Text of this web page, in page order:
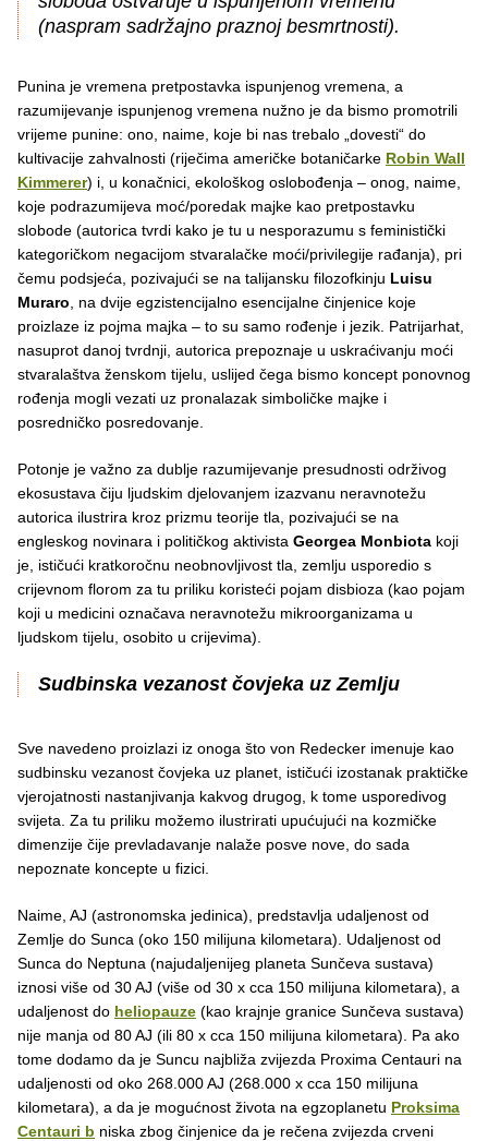
(naspram sadržajno praznoj besmrtnosti).
Punina je vremena pretpostavka ispunjenog vremena, a
razumijevanje ispunjenog vremena nužno je da bismo promotrili
vrijeme punine: ono, naime, koje bi nas trebalo „dovesti“ do
kultivacije zahvalnosti (riječima američke botaničarke Robin Wall
Kimmerer) i, u konačnici, ekološkog oslobođenja – onog, naime,
koje podrazumijeva moć/poredak majke kao pretpostavku
slobode (autorica tvrdi kako je tu u nesporazumu s feministički
kategoričkom negacijom stvaralačke moći/privilegije rađanja), pri
čemu podsjeća, pozivajući se na talijansku filozofkinju Luisu
Muraro , na dvije egzistencijalno esencijalne činjenice koje
proizlaze iz pojma majka – to su samo rođenje i jezik. Patrijarhat,
nasuprot danoj tvrdnji, autorica prepoznaje u uskraćivanju moći
stvaralaštva ženskom tijelu, uslijed čega bismo koncept ponovnog
rođenja mogli vezati uz pronalazak simboličke majke i
posredničko posredovanje.
Potonje je važno za dublje razumijevanje presudnosti održivog
ekosustava čiju ljudskim djelovanjem izazvanu neravnotežu
autorica ilustrira kroz prizmu teorije tla, pozivajući se na
engleskog novinara i političkog aktivista Georgea Monbiota koji
je, ističući kratkoročnu neobnovljivost tla, zemlju usporedio s
crijevnom florom za tu priliku koristeći pojam disbioza (kao pojam
koji u medicini označava neravnotežu mikroorganizama u
ljudskom tijelu, osobito u crijevima).
Sudbinska vezanost čovjeka uz Zemlju
Sve navedeno proizlazi iz onoga što von Redecker imenuje kao
sudbinsku vezanost čovjeka uz planet, ističući izostanak praktičke
vjerojatnosti nastanjivanja kakvog drugog, k tome usporedivog
svijeta. Za tu priliku možemo ilustrirati upućujući na kozmičke
dimenzije čije prevladavanje nalaže posve nove, do sada
nepoznate koncepte u fizici.
Naime, AJ (astronomska jedinica), predstavlja udaljenost od
Zemlje do Sunca (oko 150 milijuna kilometara). Udaljenost od
Sunca do Neptuna (najudaljenijeg planeta Sunčeva sustava)
iznosi više od 30 AJ (više od 30 x cca 150 milijuna kilometara), a
udaljenost do heliopauze (kao krajnje granice Sunčeva sustava)
nije manja od 80 AJ (ili 80 x cca 150 milijuna kilometara). Pa ako
tome dodamo da je Suncu najbliža zvijezda Proxima Centauri na
udaljenosti od oko 268.000 AJ (268.000 x cca 150 milijuna
kilometara), a da je mogućnost života na egzoplanetu Proksima
Centauri b niska zbog činjenice da je rečena zvijezda crveni